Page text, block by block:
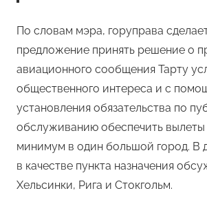
По словам мэра, горуправа
предложение принять решение о
авиационного сообщения Тарту
общественного интереса и с
установления обязательства по
обслуживанию обеспечить вылеты
минимум в один большой город. В
в качестве пункта назначения
Хельсинки, Рига и Стокгольм.